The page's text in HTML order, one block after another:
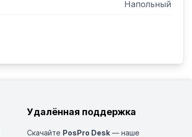
Напольный
Удалённая поддержка
Скачайте PosPro Desk — наше